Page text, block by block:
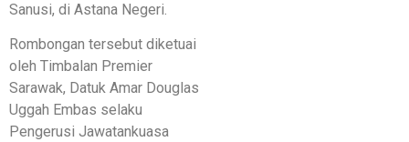
Sanusi, di Astana Negeri.
​Rombongan tersebut diketuai
oleh Timbalan Premier
Sarawak, Datuk Amar Douglas
Uggah Embas selaku
Pengerusi Jawatankuasa